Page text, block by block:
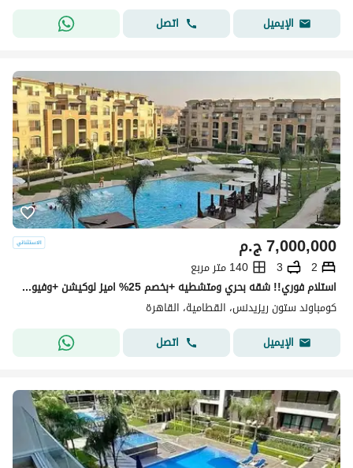
الإيميل
اتصل
ج.م7,000,000
2
3
140 متر مربع
استلام فوري!! شقه بحري ومتشطيه +بخصم 25% اميز لوكيشن +وفيو خيالي التجمع الخامس بجوار قطامية هايتس ودقائق لمصر الجديدة Stone Residence New C
كومباوند ستون ريزيدنس، القطامية، القاهرة
الإيميل
اتصل